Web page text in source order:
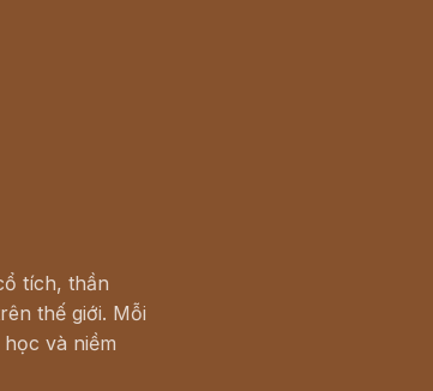
tích, thần
thế giới. Mỗi
và niềm